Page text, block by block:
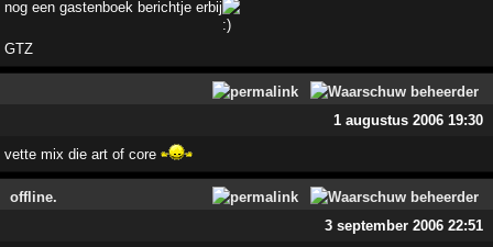
nog een gastenboek berichtje erbij
GTZ
1 augustus 2006 19:30
vette mix die art of core
offline.
3 september 2006 22:51